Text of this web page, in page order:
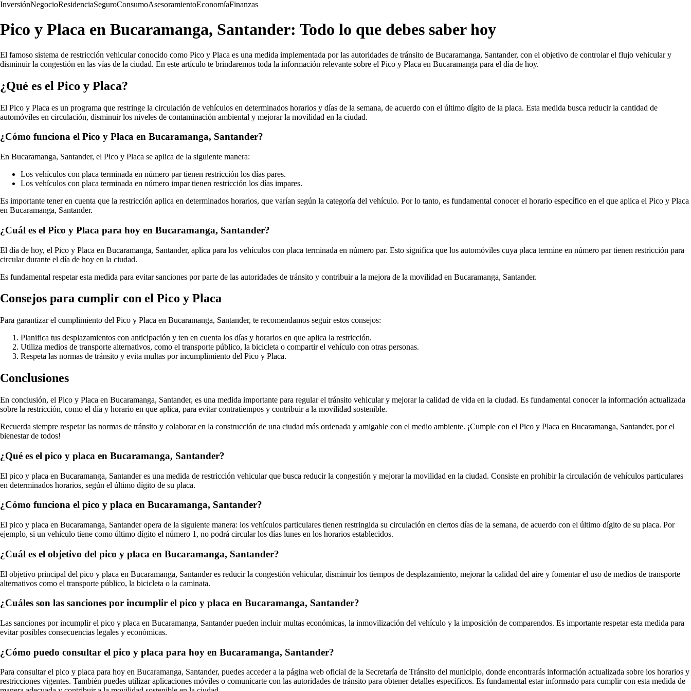
InversiónNegocioResidenciaSeguroConsumoAsesoramientoEconomíaFinanzas
Pico y Placa en Bucaramanga, Santander: Todo lo que debes saber hoy
El famoso sistema de restricción vehicular conocido como Pico y Placa es una medida implementada por las autoridades de tránsito de Bucaramanga, Santander, con el objetivo de controlar el flujo vehicular y
disminuir la congestión en las vías de la ciudad. En este artículo te brindaremos toda la información relevante sobre el Pico y Placa en Bucaramanga para el día de hoy.
¿Qué es el Pico y Placa?
El Pico y Placa es un programa que restringe la circulación de vehículos en determinados horarios y días de la semana, de acuerdo con el último dígito de la placa. Esta medida busca reducir la cantidad de
automóviles en circulación, disminuir los niveles de contaminación ambiental y mejorar la movilidad en la ciudad.
¿Cómo funciona el Pico y Placa en Bucaramanga, Santander?
En Bucaramanga, Santander, el Pico y Placa se aplica de la siguiente manera:
Los vehículos con placa terminada en número par tienen restricción los días pares.
Los vehículos con placa terminada en número impar tienen restricción los días impares.
Es importante tener en cuenta que la restricción aplica en determinados horarios, que varían según la categoría del vehículo. Por lo tanto, es fundamental conocer el horario específico en el que aplica el Pico y Placa
en Bucaramanga, Santander.
¿Cuál es el Pico y Placa para hoy en Bucaramanga, Santander?
El día de hoy, el Pico y Placa en Bucaramanga, Santander, aplica para los vehículos con placa terminada en número par. Esto significa que los automóviles cuya placa termine en número par tienen restricción para
circular durante el día de hoy en la ciudad.
Es fundamental respetar esta medida para evitar sanciones por parte de las autoridades de tránsito y contribuir a la mejora de la movilidad en Bucaramanga, Santander.
Consejos para cumplir con el Pico y Placa
Para garantizar el cumplimiento del Pico y Placa en Bucaramanga, Santander, te recomendamos seguir estos consejos:
Planifica tus desplazamientos con anticipación y ten en cuenta los días y horarios en que aplica la restricción.
Utiliza medios de transporte alternativos, como el transporte público, la bicicleta o compartir el vehículo con otras personas.
Respeta las normas de tránsito y evita multas por incumplimiento del Pico y Placa.
Conclusiones
En conclusión, el Pico y Placa en Bucaramanga, Santander, es una medida importante para regular el tránsito vehicular y mejorar la calidad de vida en la ciudad. Es fundamental conocer la información actualizada
sobre la restricción, como el día y horario en que aplica, para evitar contratiempos y contribuir a la movilidad sostenible.
Recuerda siempre respetar las normas de tránsito y colaborar en la construcción de una ciudad más ordenada y amigable con el medio ambiente. ¡Cumple con el Pico y Placa en Bucaramanga, Santander, por el
bienestar de todos!
¿Qué es el pico y placa en Bucaramanga, Santander?
El pico y placa en Bucaramanga, Santander es una medida de restricción vehicular que busca reducir la congestión y mejorar la movilidad en la ciudad. Consiste en prohibir la circulación de vehículos particulares
en determinados horarios, según el último dígito de su placa.
¿Cómo funciona el pico y placa en Bucaramanga, Santander?
El pico y placa en Bucaramanga, Santander opera de la siguiente manera: los vehículos particulares tienen restringida su circulación en ciertos días de la semana, de acuerdo con el último dígito de su placa. Por
ejemplo, si un vehículo tiene como último dígito el número 1, no podrá circular los días lunes en los horarios establecidos.
¿Cuál es el objetivo del pico y placa en Bucaramanga, Santander?
El objetivo principal del pico y placa en Bucaramanga, Santander es reducir la congestión vehicular, disminuir los tiempos de desplazamiento, mejorar la calidad del aire y fomentar el uso de medios de transporte
alternativos como el transporte público, la bicicleta o la caminata.
¿Cuáles son las sanciones por incumplir el pico y placa en Bucaramanga, Santander?
Las sanciones por incumplir el pico y placa en Bucaramanga, Santander pueden incluir multas económicas, la inmovilización del vehículo y la imposición de comparendos. Es importante respetar esta medida para
evitar posibles consecuencias legales y económicas.
¿Cómo puedo consultar el pico y placa para hoy en Bucaramanga, Santander?
Para consultar el pico y placa para hoy en Bucaramanga, Santander, puedes acceder a la página web oficial de la Secretaría de Tránsito del municipio, donde encontrarás información actualizada sobre los horarios y
restricciones vigentes. También puedes utilizar aplicaciones móviles o comunicarte con las autoridades de tránsito para obtener detalles específicos. Es fundamental estar informado para cumplir con esta medida de